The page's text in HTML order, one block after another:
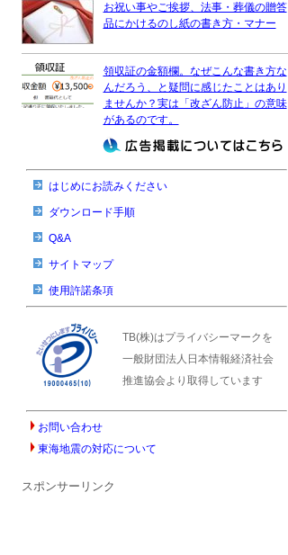
お祝い事やご挨拶、法事・葬儀の贈答
品にかけるのし紙の書き方・マナー
領収証の金額欄。なぜこんな書き方な
んだろう、と疑問に感じたことはあり
ませんか？実は「改ざん防止」の意味
があるのです。
はじめにお読みください
ダウンロード手順
Q&A
サイトマップ
使用許諾条項
TB(株)はプライバシーマークを
一般財団法人日本情報経済社会
推進協会より取得しています
お問い合わせ
東海地震の対応について
スポンサーリンク